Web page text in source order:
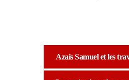
Azais Samuel et les